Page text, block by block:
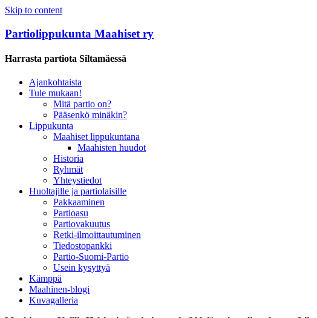
Skip to content
Partiolippukunta Maahiset ry
Harrasta partiota Siltamäessä
Ajankohtaista
Tule mukaan!
Mitä partio on?
Pääsenkö minäkin?
Lippukunta
Maahiset lippukuntana
Maahisten huudot
Historia
Ryhmät
Yhteystiedot
Huoltajille ja partiolaisille
Pakkaaminen
Partioasu
Partiovakuutus
Retki-ilmoittautuminen
Tiedostopankki
Partio-Suomi-Partio
Usein kysyttyä
Kämppä
Maahinen-blogi
Kuvagalleria